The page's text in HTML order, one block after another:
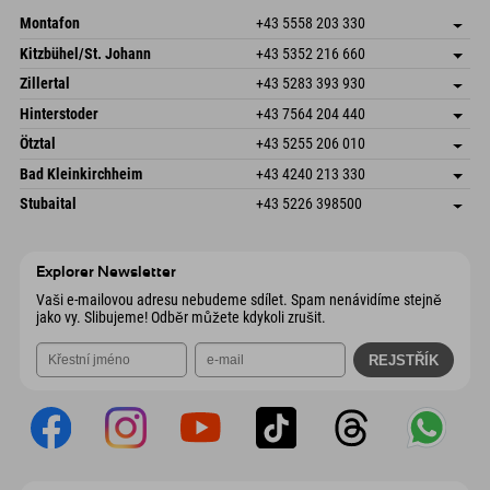
Montafon +43 5558 203 330
Dorfstr. 127b
6793 Gaschurn/Montafon
Rakousko
Uložit adresu
Informace o příjezdu
Objednat
Kitzbühel/St. Johann +43 5352 216 660
Speckbacherstraße 87
Rakousko
Uložit adresu
Objednat
Zillertal +43 5283 393 930
Schmiedau 2
6272 Kaltenbach im Zillertal
Rakousko
Uložit adresu
Informace o příjezdu
Objednat
Hinterstoder +43 7564 204 440
Freizeitpark 10
Rakousko
Uložit adresu
Objednat
Ötztal +43 5255 206 010
Gscheat 14
6441 Umhausen
Rakousko
Uložit adresu
Informace o příjezdu
Objednat
Bad Kleinkirchheim +43 4240 213 330
Dorfstraße 24
Uložit adresu
Stubaital +43 5226 398500
Explorer Newsletter
Vaši e-mailovou adresu nebudeme sdílet. Spam nenávidíme stejně
jako vy. Slibujeme! Odběr můžete kdykoli zrušit.